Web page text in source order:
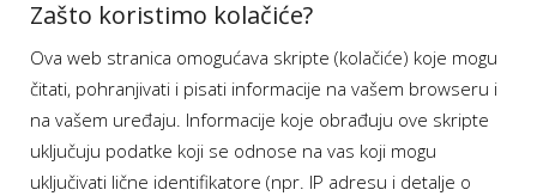
Aplikacije
Moj BH Telecom
Dostupnost usluga
Moja webTV
Aukcije BH Telecom
Zašto koristimo kolačiće?
Ova web stranica omogućava skripte (kolačiće) koje mogu
čitati, pohranjivati i pisati informacije na vašem browseru i
na vašem uređaju. Informacije koje obrađuju ove skripte
uključuju podatke koji se odnose na vas koji mogu
uključivati lične identifikatore (npr. IP adresu i detalje o